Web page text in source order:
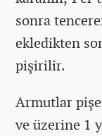
sonra
ekledikten
pişirilir.
Armutlar
ve üzerine 1